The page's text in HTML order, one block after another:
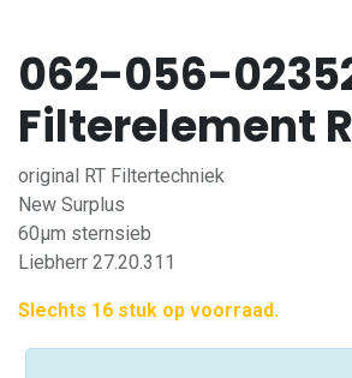
062-056-
Filterelement
original RT Filtertechniek
New Surplus
60µm sternsieb
Liebherr 27.20.311
Slechts 16 stuk op voorraad.